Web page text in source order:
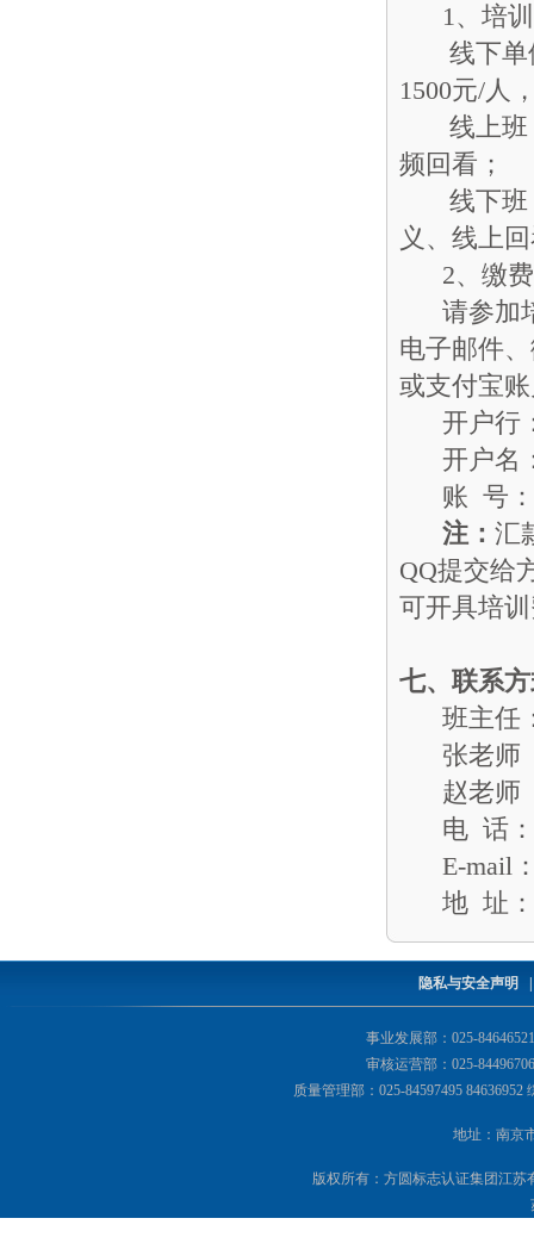
1、培训
线下单体
1500元/人
线上班：
频回看；
线下班：
义、线上
2、缴费
请参加培
电子邮件
或支付宝
开户行：
开户名：
账 号：
注： 汇
QQ提交给
可开具培
七、联系
班主任
张老师
赵老师
电 话：
E-mail
地 址：
隐私与安全声明
事业发展部：025-
审核运营部：025-
质量管理部：025-84597495 84636952
地址：南京
版权所有：方圆标志认证集团江苏